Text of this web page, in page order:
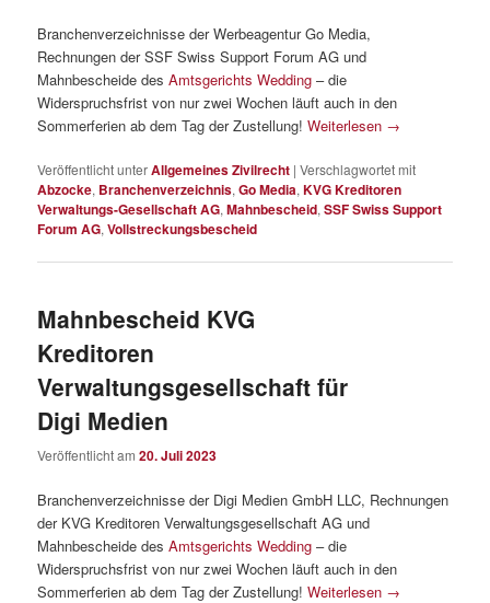
Branchenverzeichnisse der Werbeagentur Go Media,
Rechnungen der SSF Swiss Support Forum AG und
Mahnbescheide desAmtsgerichts Wedding – die
Widerspruchsfrist von nur zwei Wochen läuft auch in den
Sommerferien ab dem Tag der Zustellung!Weiterlesen →
Veröffentlicht unterAllgemeines Zivilrecht |Verschlagwortet mit
Abzocke, Branchenverzeichnis,Go Media,KVG Kreditoren
Verwaltungs-Gesellschaft AG,Mahnbescheid,SSF Swiss Support
Forum AG,Vollstreckungsbescheid
Mahnbescheid KVG
Kreditoren
Verwaltungsgesellschaft für
Digi Medien
Veröffentlicht am20. Juli 2023
Branchenverzeichnisse der Digi Medien GmbH LLC, Rechnungen
der KVG Kreditoren Verwaltungsgesellschaft AG und
Mahnbescheide desAmtsgerichts Wedding – die
Widerspruchsfrist von nur zwei Wochen läuft auch in den
Sommerferien ab dem Tag der Zustellung!Weiterlesen →